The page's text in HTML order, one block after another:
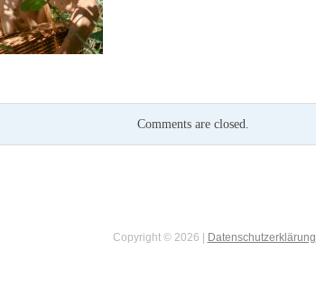
Comments are closed.
Copyright © 2026 | Datenschutzerklärung